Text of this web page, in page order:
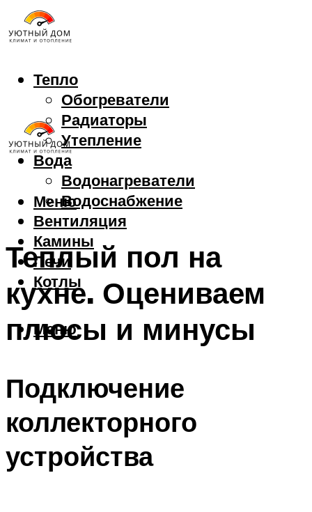
Тепло
Обогреватели
Радиаторы
Утепление
Вода
Водонагреватели
Водоснабжение
Вентиляция
Камины
Печи
Котлы
Меню
Меню
Теплый пол на
кухне. Оцениваем
плюсы и минусы
Подключение
коллекторного
устройства